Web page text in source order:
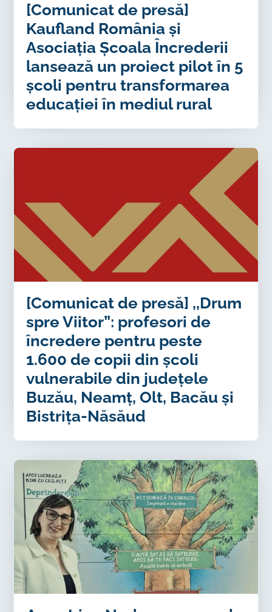
[Comunicat de presă]
Kaufland România și
Asociația Școala Încrederii
lansează un proiect pilot în 5
școli pentru transformarea
educației în mediul rural
[Comunicat de presă] ,,Drum
spre Viitor”: profesori de
încredere pentru peste
1.600 de copii din școli
vulnerabile din județele
Buzău, Neamț, Olt, Bacău și
Bistrița-Năsăud